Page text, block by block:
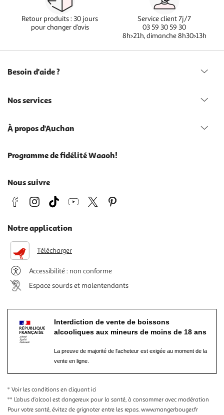
Retour produits : 30 jours
pour changer d’avis
Service client 7j/7
03 59 30 59 30
8h>21h, dimanche 8h30>13h
Besoin d'aide ?
Nos services
À propos d'Auchan
Programme de fidélité Waaoh!
Nous suivre
Notre application
Télécharger
Accessibilité : non conforme
Espace sourds et malentendants
Interdiction de vente de boissons
alcooliques aux mineurs de moins de 18 ans
La preuve de majorité de l'acheteur est exigée au moment de la
vente en ligne.
* Voir les conditions en cliquant ici
** L’abus d’alcool est dangereux pour la santé, à consommer avec modération
Pour votre santé, évitez de grignoter entre les repas. www.mangerbouger.fr